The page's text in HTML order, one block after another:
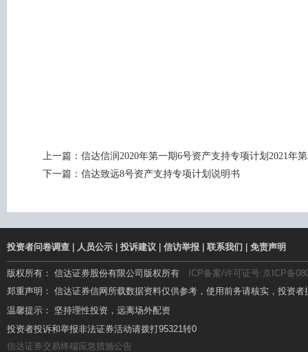
上一篇： 信达信润2020年第一期6号资产支持专项计划2021年
下一篇： 信达致远8号资产支持专项计划说明书
投资者问卷调查 人员公示 投诉建议 信访举报 联系我们 免责声明
版权所有： 信达证券股份有限公司版权所有
ICP备案/许可证号:京ICP备
郑重声明： 信达证券信网所载数据资料仅供参考，使用前务请核实，投资
温馨提示： 坚持理性投资，远离场外配资
温馨提示： 场外配资杠杆高、风险大，要远离!
投资者投诉和举报非法证券活动请拨打95321转0
信达证券交易终端应急措施公告